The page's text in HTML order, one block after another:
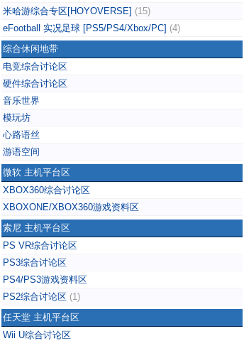
米哈游综合专区[HOYOVERSE] (15)
eFootball 实况足球 [PS5/PS4/Xbox/PC] (4)
综合休闲地带
电竞综合讨论区
硬件综合讨论区
音乐世界
模玩坊
心路语丝
游语空间
微软 主机平台区
XBOX360综合讨论区
XBOXONE/XBOX360游戏资料区
索尼 主机平台区
PS VR综合讨论区
PS3综合讨论区
PS4/PS3游戏资料区
PS2综合讨论区 (1)
任天堂 主机平台区
Wii U综合讨论区